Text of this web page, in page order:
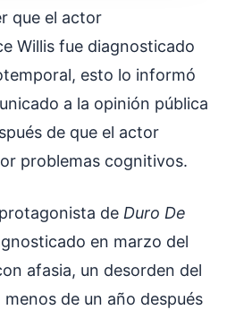
que el actor
Willis fue diagnosticado
esto lo informó
a la opinión pública
de que el actor
problemas cognitivos.
de Duro De
en marzo del
afasia, un desorden del
de un año después